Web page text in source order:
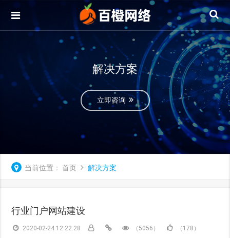
解决方案
立即咨询
当前位置： 首页 解决方案
行业门户网站建设
2020-02-24 12:22:28 （5056） （178）